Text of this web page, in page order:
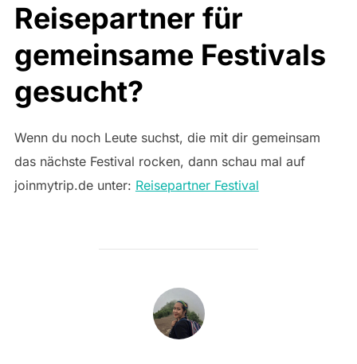
Reisepartner für
gemeinsame Festivals
gesucht?
Wenn du noch Leute suchst, die mit dir gemeinsam
das nächste Festival rocken, dann schau mal auf
joinmytrip.de unter: Reisepartner Festival
BEITRAGSAUTOR